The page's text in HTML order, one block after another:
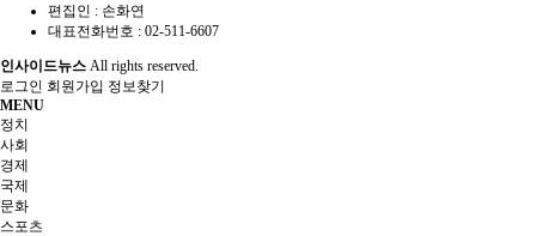
편집인 : 손화연
대표전화번호 : 02-511-6607
인사이드뉴스 All rights reserved.
로그인 회원가입 정보찾기
MENU
정치
사회
경제
국제
문화
스포츠